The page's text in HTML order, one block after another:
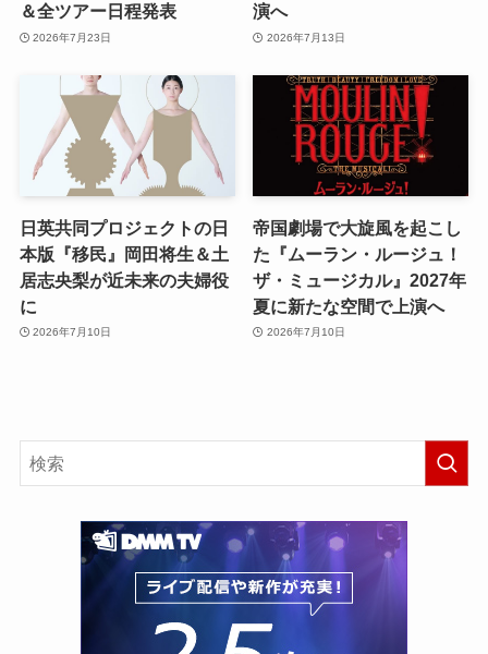
＆全ツアー日程発表
2026年7月23日
演へ
2026年7月13日
日英共同プロジェクトの日
本版『移民』岡田将生＆土
居志央梨が近未来の夫婦役
に
2026年7月10日
帝国劇場で大旋風を起こし
た『ムーラン・ルージュ！
ザ・ミュージカル』2027年
夏に新たな空間で上演へ
2026年7月10日